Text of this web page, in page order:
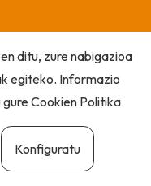
ditu, zure nabigazioa
egiteko. Informazio
gureCookien Politika
Konfiguratu